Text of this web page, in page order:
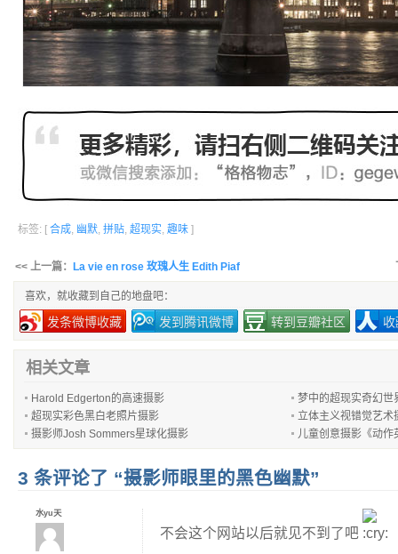
标签: [ 合成, 幽默, 拼贴, 超现实, 趣味 ]
<< 上一篇： La vie en rose 玫瑰人生 Edith Piaf
喜欢，就收藏到自己的地盘吧：
发条微博收藏 发到腾讯微博 转到豆瓣社区
相关文章
Harold Edgerton的高速摄影
梦中的超现实奇幻世
超现实彩色黑白老照片摄影
立体主义视错觉艺术
摄影师Josh Sommers星球化摄影
儿童创意摄影《动作
3 条评论了 “摄影师眼里的黑色幽默”
水yu天
不会这个网站以后就见不到了吧